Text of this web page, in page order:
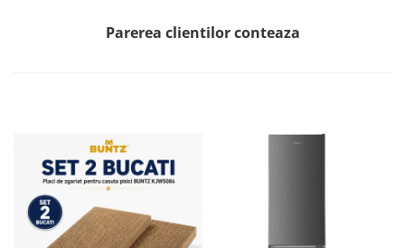
Parerea clientilor conteaza